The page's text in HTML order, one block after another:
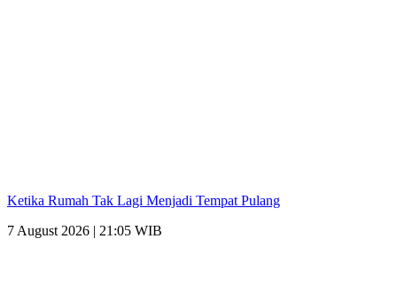
Ketika Rumah Tak Lagi Menjadi Tempat Pulang
7 August 2026 | 21:05 WIB